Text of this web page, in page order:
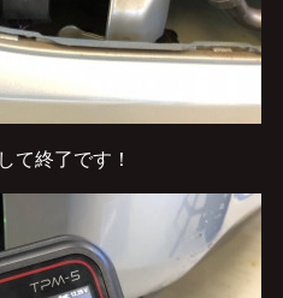
て終了です！